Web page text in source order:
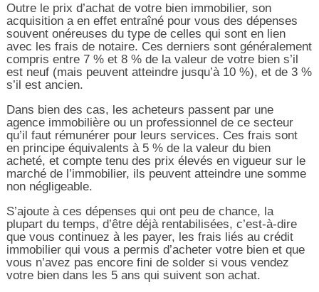
Outre le prix d’achat de votre bien immobilier, son
acquisition a en effet entraîné pour vous des dépenses
souvent onéreuses du type de celles qui sont en lien
avec les frais de notaire. Ces derniers sont généralement
compris entre 7 % et 8 % de la valeur de votre bien s’il
est neuf (mais peuvent atteindre jusqu’à 10 %), et de 3 %
s’il est ancien.
Dans bien des cas, les acheteurs passent par une
agence immobilière ou un professionnel de ce secteur
qu’il faut rémunérer pour leurs services. Ces frais sont
en principe équivalents à 5 % de la valeur du bien
acheté, et compte tenu des prix élevés en vigueur sur le
marché de l’immobilier, ils peuvent atteindre une somme
non négligeable.
S’ajoute à ces dépenses qui ont peu de chance, la
plupart du temps, d’être déjà rentabilisées, c’est-à-dire
que vous continuez à les payer, les frais liés au crédit
immobilier qui vous a permis d’acheter votre bien et que
vous n’avez pas encore fini de solder si vous vendez
votre bien dans les 5 ans qui suivent son achat.